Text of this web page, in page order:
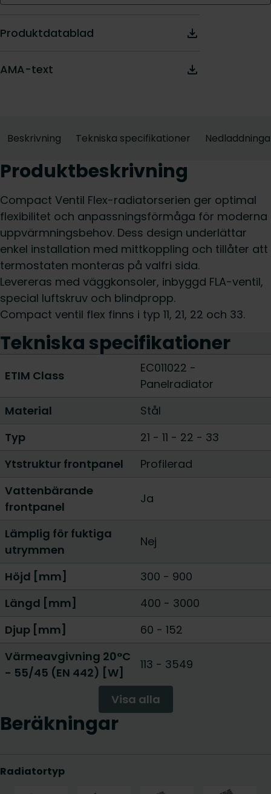
Produktdatablad
AMA-text
Beskrivning Tekniska specifikationer
Produktbeskrivning
Compact Ventil Flex-radiatorserien ger optimal
flexibilitet och anpassningsförmåga för moderna
uppvärmningsbehov. Dess design underlättar
enkel installation med mittkoppling och tillåter att
termostaten monteras på valfri sida.
Levereras med väggkonsoler, inbyggd FLA-ventil,
special luftskruv och blindpropp.
Compact ventil flex finns i typ 11, 21, 22 och 33.
Tekniska specifikationer
ETIM Class
EC011022 -
Panelradiator
Material
Stål
Typ
21 - 11 - 22 - 33
Ytstruktur frontpanel
Profilerad
Vattenbärande
frontpanel
Ja
Lämplig för fuktiga
utrymmen
Nej
Höjd [mm] 300 - 900
Längd [mm]
400 - 3000
Djup [mm]
60 - 152
Värmeavgivning 20°C
- 55/45 (EN 442) [W]
113 - 3549
Visa alla
Beräkningar